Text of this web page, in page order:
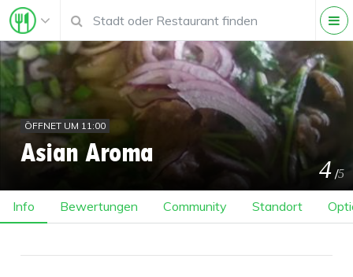
ÖFFNET UM 11:00
Asian Aroma 4 /5
Info Bewertungen Community Standort